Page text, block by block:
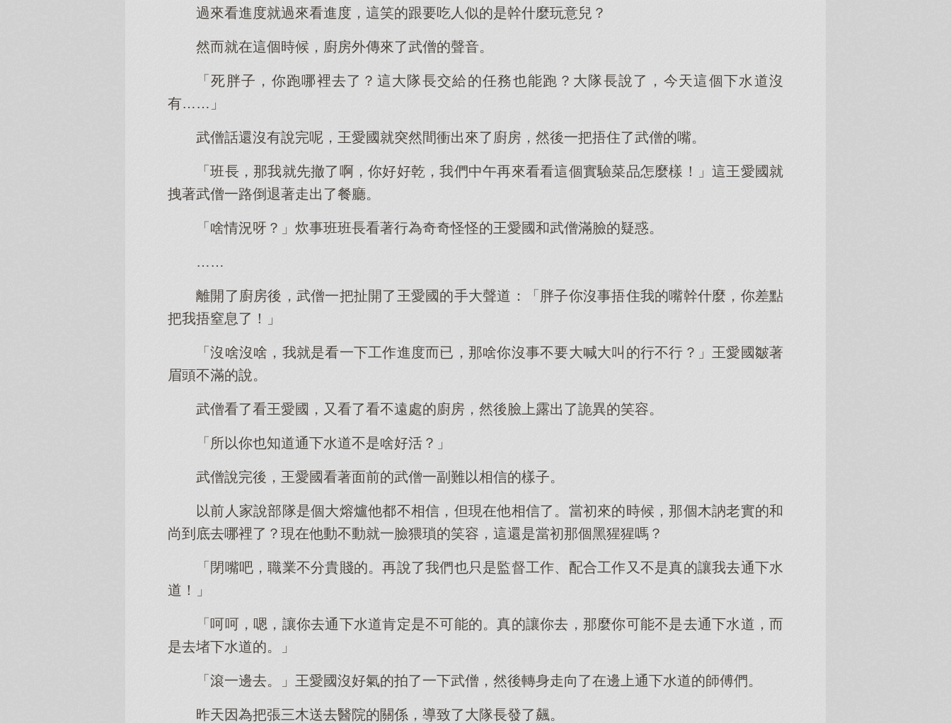
過來看進度就過來看進度，這笑的跟要吃人似的是幹什麼玩意兒？
然而就在這個時候，廚房外傳來了武僧的聲音。
「死胖子，你跑哪裡去了？這大隊長交給的任務也能跑？大隊長說了，今天這個下水道沒
有……」
武僧話還沒有說完呢，王愛國就突然間衝出來了廚房，然後一把捂住了武僧的嘴。
「班長，那我就先撤了啊，你好好乾，我們中午再來看看這個實驗菜品怎麼樣！」這王愛國就
拽著武僧一路倒退著走出了餐廳。
「啥情況呀？」炊事班班長看著行為奇奇怪怪的王愛國和武僧滿臉的疑惑。
……
離開了廚房後，武僧一把扯開了王愛國的手大聲道：「胖子你沒事捂住我的嘴幹什麼，你差點
把我捂窒息了！」
「沒啥沒啥，我就是看一下工作進度而已，那啥你沒事不要大喊大叫的行不行？」王愛國皺著
眉頭不滿的說。
武僧看了看王愛國，又看了看不遠處的廚房，然後臉上露出了詭異的笑容。
「所以你也知道通下水道不是啥好活？」
武僧說完後，王愛國看著面前的武僧一副難以相信的樣子。
以前人家說部隊是個大熔爐他都不相信，但現在他相信了。當初來的時候，那個木訥老實的和
尚到底去哪裡了？現在他動不動就一臉猥瑣的笑容，這還是當初那個黑猩猩嗎？
「閉嘴吧，職業不分貴賤的。再說了我們也只是監督工作、配合工作又不是真的讓我去通下水
道！」
「呵呵，嗯，讓你去通下水道肯定是不可能的。真的讓你去，那麼你可能不是去通下水道，而
是去堵下水道的。」
「滾一邊去。」王愛國沒好氣的拍了一下武僧，然後轉身走向了在邊上通下水道的師傅們。
昨天因為把張三木送去醫院的關係，導致了大隊長發了飆。